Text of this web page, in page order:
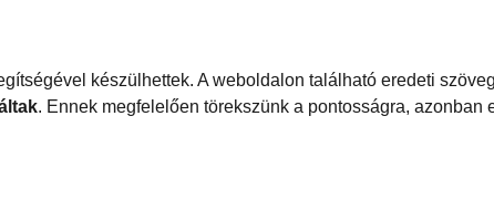
készülhettek. A weboldalon található eredeti
. Ennek megfelelően törekszünk a pontosságra, azonban